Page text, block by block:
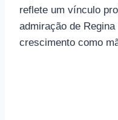
reflete um vínculo
admiração de
crescimento como